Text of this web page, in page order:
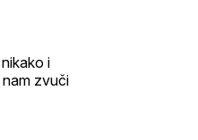
i
nam zvuči